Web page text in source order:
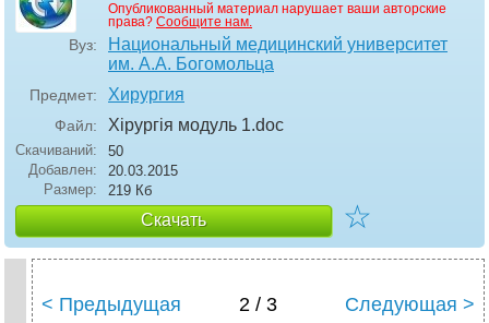
Опубликованный материал нарушает ваши авторские
права? Сообщите нам.
Вуз:
Национальный медицинский университет
им. А.А. Богомольца
Предмет: Хирургия
Файл: Хірургія модуль 1.doc
Скачиваний:
50
Добавлен:
20.03.2015
Размер:
219 Кб
Скачать ☆
< Предыдущая 2 / 3 Следующая >